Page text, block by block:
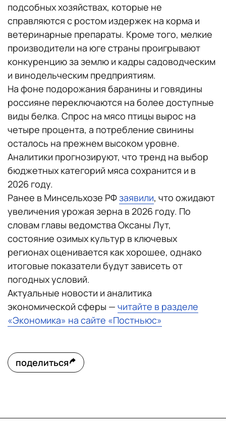
подсобных хозяйствах, которые не
справляются с ростом издержек на корма и
ветеринарные препараты. Кроме того, мелкие
производители на юге страны проигрывают
конкуренцию за землю и кадры садоводческим
и винодельческим предприятиям.
На фоне подорожания баранины и говядины
россияне переключаются на более доступные
виды белка. Спрос на мясо птицы вырос на
четыре процента, а потребление свинины
осталось на прежнем высоком уровне.
Аналитики прогнозируют, что тренд на выбор
бюджетных категорий мяса сохранится и в
2026 году.
Ранее в Минсельхозе РФзаявили, что ожидают
увеличения урожая зерна в 2026 году. По
словам главы ведомства Оксаны Лут,
состояние озимых культур в ключевых
регионах оценивается как хорошее, однако
итоговые показатели будут зависеть от
погодных условий.
Актуальные новости и аналитика
экономической сферы — читайте в разделе
«Экономика» на сайте «Постньюс»
поделиться